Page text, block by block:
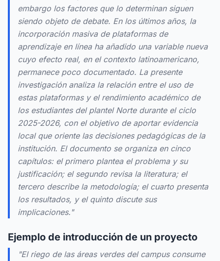
embargo los factores que lo determinan siguen
siendo objeto de debate. En los últimos años, la
incorporación masiva de plataformas de
aprendizaje en línea ha añadido una variable nueva
cuyo efecto real, en el contexto latinoamericano,
permanece poco documentado. La presente
investigación analiza la relación entre el uso de
estas plataformas y el rendimiento académico de
los estudiantes del plantel Norte durante el ciclo
2025-2026, con el objetivo de aportar evidencia
local que oriente las decisiones pedagógicas de la
institución. El documento se organiza en cinco
capítulos: el primero plantea el problema y su
justificación; el segundo revisa la literatura; el
tercero describe la metodología; el cuarto presenta
los resultados, y el quinto discute sus
implicaciones."
Ejemplo de introducción de un proyecto
"El riego de las áreas verdes del campus consume